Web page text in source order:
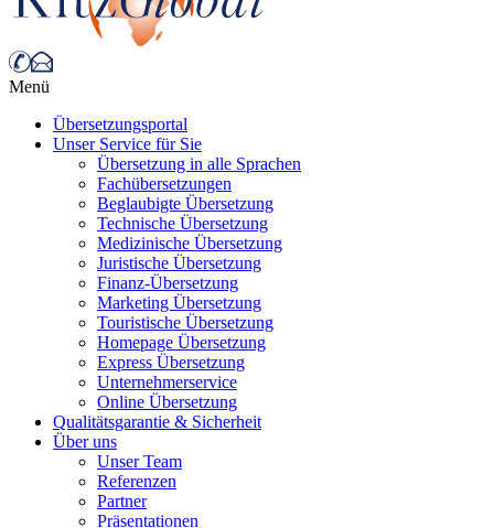
Menü
Übersetzungsportal
Unser Service für Sie
Übersetzung in alle Sprachen
Fachübersetzungen
Beglaubigte Übersetzung
Technische Übersetzung
Medizinische Übersetzung
Juristische Übersetzung
Finanz-Übersetzung
Marketing Übersetzung
Touristische Übersetzung
Homepage Übersetzung
Express Übersetzung
Unternehmerservice
Online Übersetzung
Qualitätsgarantie & Sicherheit
Über uns
Unser Team
Referenzen
Partner
Präsentationen